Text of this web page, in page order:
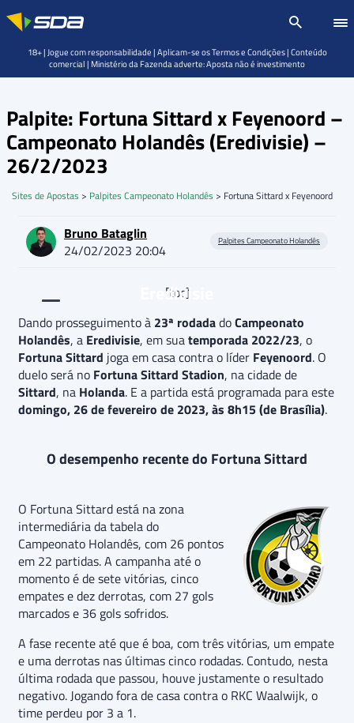
Palpite: Fortuna Sittard x Feyenoord –
Campeonato Holandês (Eredivisie) –
26/2/2023
Sites de Apostas > Palpites Campeonato Holandês > Fortuna Sittard x Feyenoord
Bruno Bataglin
24/02/2023 20:04
Palpites Campeonato Holandês
Eredivisie
[toc]
Dando prosseguimento à 23ª rodadadoCampeonato
Holandês, a Eredivisie, em suatemporada 2022/23, o
Fortuna Sittard joga em casa contra o líder Feyenoord. O
duelo será no Fortuna Sittard Stadion, na cidade de
Sittard, na Holanda. E a partida está programada para este
domingo, 26 de fevereiro de 2023, às 8h15 (de Brasília).
O desempenho recente do Fortuna Sittard
O Fortuna Sittard está na zona
intermediária da tabela do
Campeonato Holandês, com 26 pontos
em 22 partidas. A campanha até o
momento é de sete vitórias, cinco
empates e dez derrotas, com 27 gols
marcados e 36 gols sofridos.
A fase recente até que é boa, com três vitórias, um empate
e uma derrotas nas últimas cinco rodadas. Contudo, nesta
última rodada que passou, houve justamente o resultado
negativo. Jogando fora de casa contra o RKC Waalwijk, o
time perdeu por 3 a 1.
18+ | Jogue com responsabilidade | Aplicam-se os Termos e Condições | Conteúdo
comercial | Ministério da Fazenda adverte: Aposta não é investimento